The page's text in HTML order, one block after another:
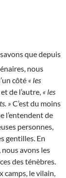
que depuis
nous
côté « les
et de l’autre, « les
» C’est du moins
l’entendent de
personnes,
gentilles. En
nous avons les
des ténèbres.
camps, le vilain,